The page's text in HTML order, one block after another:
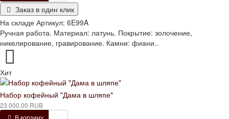
Заказ в один клик
На складе Артикул: 6E99A
Ручная работа. Материал: латунь. Покрытие: золочение,
никелирование, гравирование. Камни: фиани..
Хит
Набор кофейный "Дама в шляпе"
23 000.00 RUB
В корзину